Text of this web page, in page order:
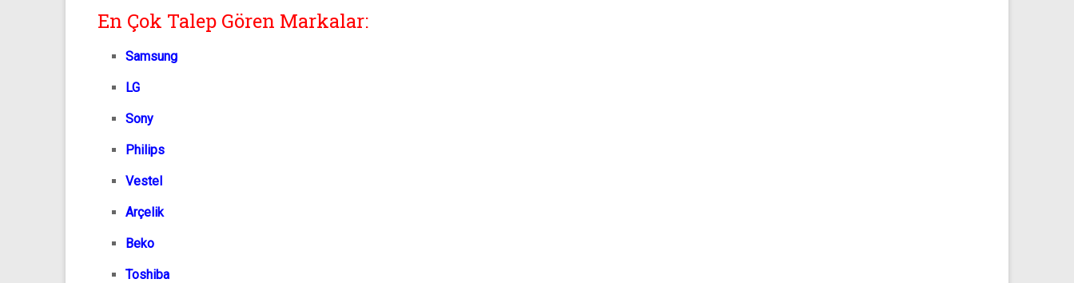
En Çok Talep Gören Markalar:
Samsung
LG
Sony
Philips
Vestel
Arçelik
Beko
Toshiba